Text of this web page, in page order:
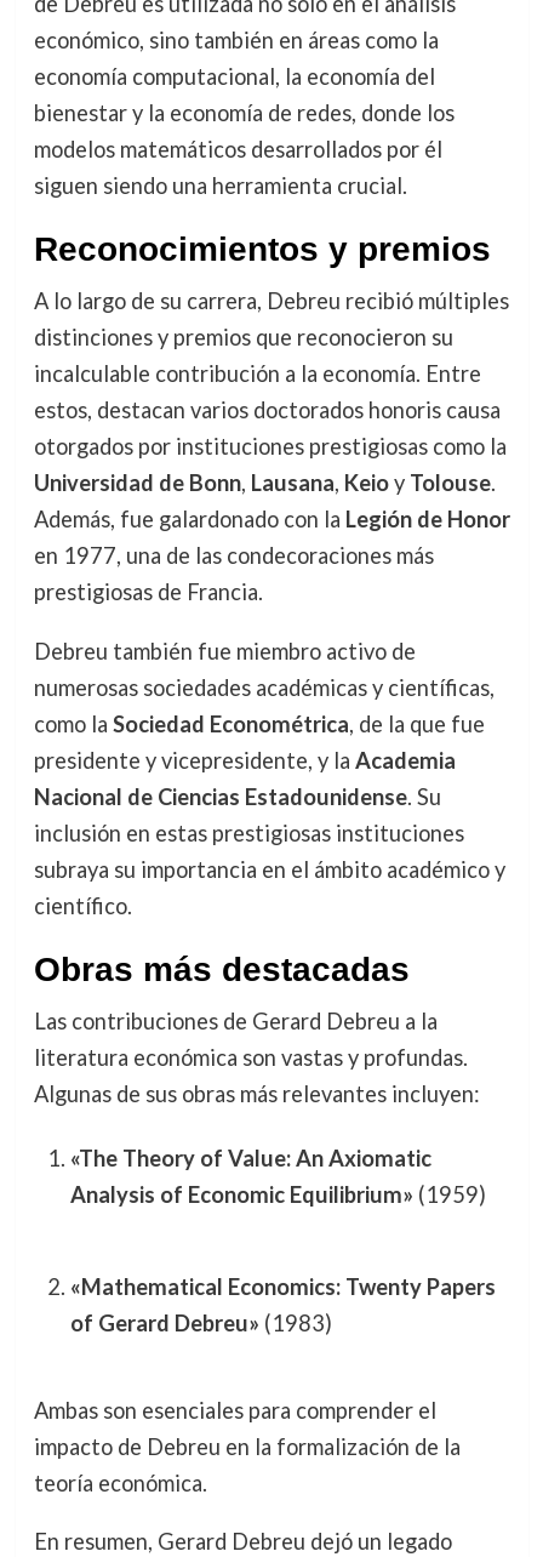
económico, sino también en áreas como la
economía computacional, la economía del
bienestar y la economía de redes, donde los
modelos matemáticos desarrollados por él
siguen siendo una herramienta crucial.
Reconocimientos y premios
A lo largo de su carrera, Debreu recibió múltiples
distinciones y premios que reconocieron su
incalculable contribución a la economía. Entre
estos, destacan varios doctorados honoris causa
otorgados por instituciones prestigiosas como la
Universidad de Bonn, Lausana, Keioy Tolouse.
Además, fue galardonado con la Legión de Honor
en 1977, una de las condecoraciones más
prestigiosas de Francia.
Debreu también fue miembro activo de
numerosas sociedades académicas y científicas,
como la Sociedad Econométrica, de la que fue
presidente y vicepresidente, y la Academia
Nacional de Ciencias Estadounidense. Su
inclusión en estas prestigiosas instituciones
subraya su importancia en el ámbito académico y
científico.
Obras más destacadas
Las contribuciones de Gerard Debreu a la
literatura económica son vastas y profundas.
Algunas de sus obras más relevantes incluyen:
«The Theory of Value: An Axiomatic
Analysis of Economic Equilibrium» (1959)
«Mathematical Economics: Twenty Papers
of Gerard Debreu» (1983)
Ambas son esenciales para comprender el
impacto de Debreu en la formalización de la
teoría económica.
En resumen, Gerard Debreu dejó un legado